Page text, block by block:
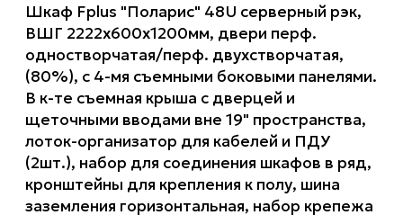
Шкаф Fplus "Поларис" 48U серверный рэк,
ВШГ 2222х600х1200мм, двери перф.
одностворчатая/перф. двухстворчатая,
(80%), с 4-мя съемными боковыми панелями.
В к-те съемная крыша с дверцей и
щеточными вводами вне 19" пространства,
лоток-организатор для кабелей и ПДУ
(2шт.), набор для соединения шкафов в ряд,
кронштейны для крепления к полу, шина
заземления горизонтальная, набор крепежа